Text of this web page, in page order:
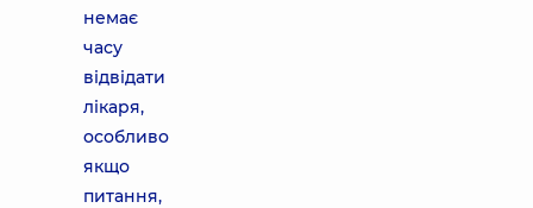
немає
часу
відвідати
лікаря,
особливо
якщо
питання,